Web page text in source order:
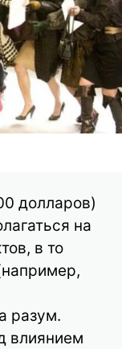
долларов)
на
в то
разум.
влиянием